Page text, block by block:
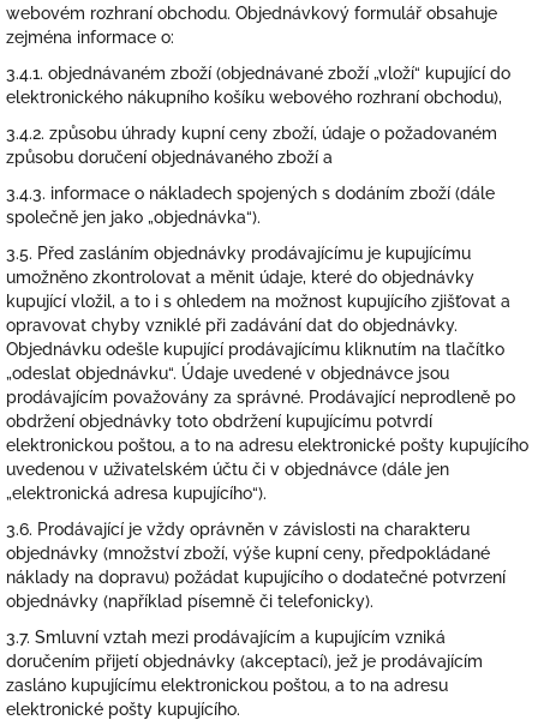
webovém rozhraní obchodu. Objednávkový formulář obsahuje
zejména informace o:
3.4.1. objednávaném zboží (objednávané zboží „vloží“ kupující do
elektronického nákupního košíku webového rozhraní obchodu),
3.4.2. způsobu úhrady kupní ceny zboží, údaje o požadovaném
způsobu doručení objednávaného zboží a
3.4.3. informace o nákladech spojených s dodáním zboží (dále
společně jen jako „objednávka“).
3.5. Před zasláním objednávky prodávajícímu je kupujícímu
umožněno zkontrolovat a měnit údaje, které do objednávky
kupující vložil, a to i s ohledem na možnost kupujícího zjišťovat a
opravovat chyby vzniklé při zadávání dat do objednávky.
Objednávku odešle kupující prodávajícímu kliknutím na tlačítko
„odeslat objednávku“. Údaje uvedené v objednávce jsou
prodávajícím považovány za správné. Prodávající neprodleně po
obdržení objednávky toto obdržení kupujícímu potvrdí
elektronickou poštou, a to na adresu elektronické pošty kupujícího
uvedenou v uživatelském účtu či v objednávce (dále jen
„elektronická adresa kupujícího“).
3.6. Prodávající je vždy oprávněn v závislosti na charakteru
objednávky (množství zboží, výše kupní ceny, předpokládané
náklady na dopravu) požádat kupujícího o dodatečné potvrzení
objednávky (například písemně či telefonicky).
3.7. Smluvní vztah mezi prodávajícím a kupujícím vzniká
doručením přijetí objednávky (akceptací), jež je prodávajícím
zasláno kupujícímu elektronickou poštou, a to na adresu
elektronické pošty kupujícího.